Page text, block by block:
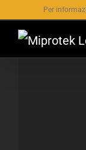
contenuto
Per